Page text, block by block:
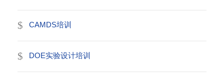
CAMDS培训
DOE实验设计培训